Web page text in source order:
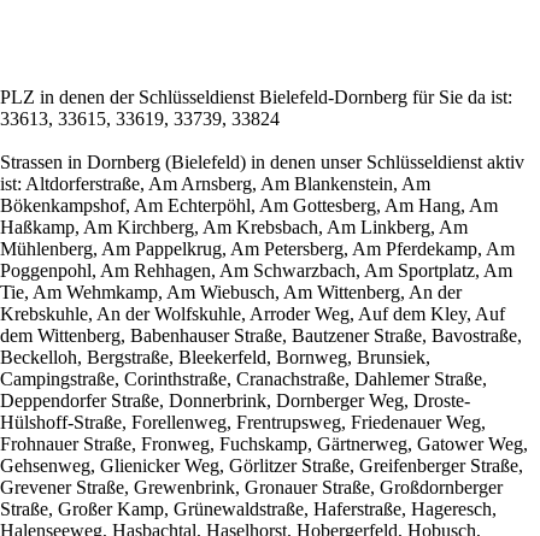
PLZ in denen der Schlüsseldienst Bielefeld-Dornberg für Sie da ist:
33613, 33615, 33619, 33739, 33824
Strassen in Dornberg (Bielefeld) in denen unser Schlüsseldienst aktiv
ist: Altdorferstraße, Am Arnsberg, Am Blankenstein, Am
Bökenkampshof, Am Echterpöhl, Am Gottesberg, Am Hang, Am
Haßkamp, Am Kirchberg, Am Krebsbach, Am Linkberg, Am
Mühlenberg, Am Pappelkrug, Am Petersberg, Am Pferdekamp, Am
Poggenpohl, Am Rehhagen, Am Schwarzbach, Am Sportplatz, Am
Tie, Am Wehmkamp, Am Wiebusch, Am Wittenberg, An der
Krebskuhle, An der Wolfskuhle, Arroder Weg, Auf dem Kley, Auf
dem Wittenberg, Babenhauser Straße, Bautzener Straße, Bavostraße,
Beckelloh, Bergstraße, Bleekerfeld, Bornweg, Brunsiek,
Campingstraße, Corinthstraße, Cranachstraße, Dahlemer Straße,
Deppendorfer Straße, Donnerbrink, Dornberger Weg, Droste-
Hülshoff-Straße, Forellenweg, Frentrupsweg, Friedenauer Weg,
Frohnauer Straße, Fronweg, Fuchskamp, Gärtnerweg, Gatower Weg,
Gehsenweg, Glienicker Weg, Görlitzer Straße, Greifenberger Straße,
Grevener Straße, Grewenbrink, Gronauer Straße, Großdornberger
Straße, Großer Kamp, Grünewaldstraße, Haferstraße, Hageresch,
Halenseeweg, Hasbachtal, Haselhorst, Hobergerfeld, Hobusch,